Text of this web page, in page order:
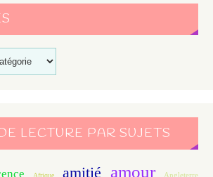
LECTURE PAR SUJETS
Afrique amitié amour Angleterre